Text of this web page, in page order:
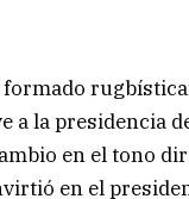
a la presidencia
en el tono
en el